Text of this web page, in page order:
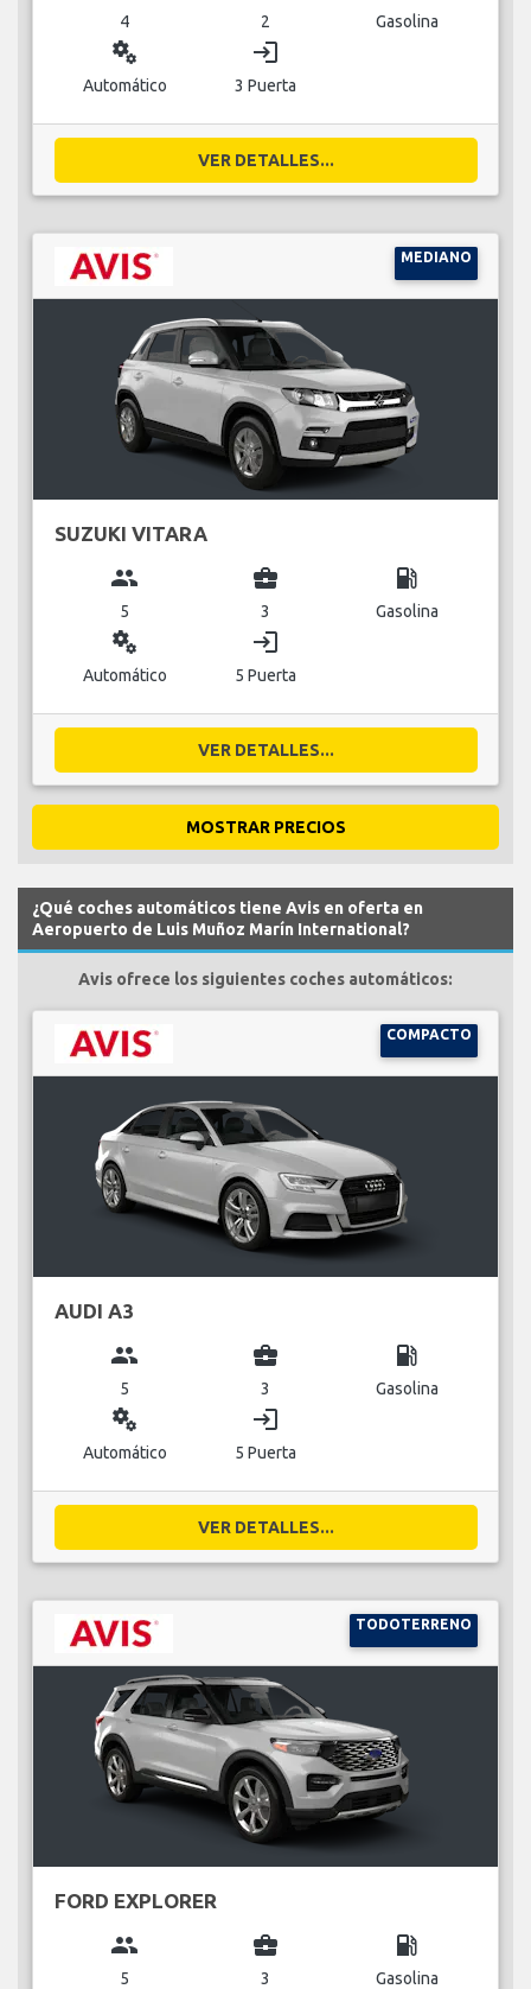
4 2 Gasolina
miscellaneous_services
Automático
login
3 Puerta
VER DETALLES...
MEDIANO
SUZUKI VITARA
group
5
business_center
3
local_gas_station
Gasolina
miscellaneous_services
Automático
login
5 Puerta
VER DETALLES...
MOSTRAR PRECIOS
¿Qué coches automáticos tiene Avis en oferta en
Aeropuerto de Luis Muñoz Marín International?
Avis ofrece los siguientes coches automáticos:
COMPACTO
AUDI A3
group
5
business_center
3
local_gas_station
Gasolina
miscellaneous_services
Automático
login
5 Puerta
VER DETALLES...
TODOTERRENO
FORD EXPLORER
group
5
business_center
3
local_gas_station
Gasolina